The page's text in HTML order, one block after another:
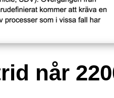
når